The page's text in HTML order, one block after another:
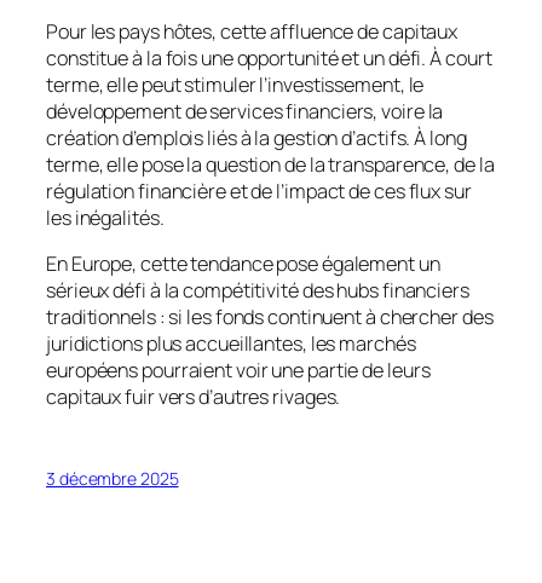
Pour les pays hôtes, cette affluence de capitaux
constitue à la fois une opportunité et un défi. À court
terme, elle peut stimuler l’investissement, le
développement de services financiers, voire la
création d’emplois liés à la gestion d’actifs. À long
terme, elle pose la question de la transparence, de la
régulation financière et de l’impact de ces flux sur
les inégalités.
En Europe, cette tendance pose également un
sérieux défi à la compétitivité des hubs financiers
traditionnels : si les fonds continuent à chercher des
juridictions plus accueillantes, les marchés
européens pourraient voir une partie de leurs
capitaux fuir vers d’autres rivages.
3 décembre 2025